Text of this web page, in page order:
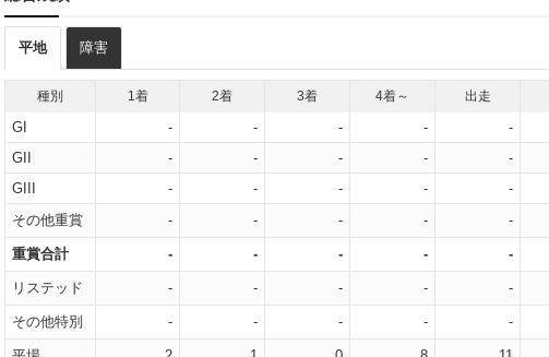
平地 障害
種別 1着 2着 3着 4着～ 出走
GI - - - - -
GII
- - - - -
GIII
- - - - -
その他重賞
- - - - -
重賞合計 - - - - -
リステッド - - - - -
その他特別 - - - - -